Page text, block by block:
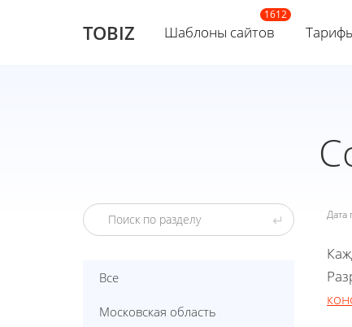
TOBIZ Шаблоны сайтов
↵
Все
Московская область